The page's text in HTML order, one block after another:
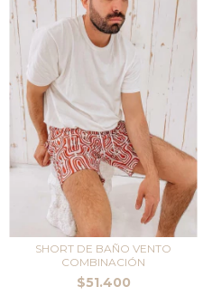
SHORT DE BAÑO VENTO
COMBINACIÓN
$51.400